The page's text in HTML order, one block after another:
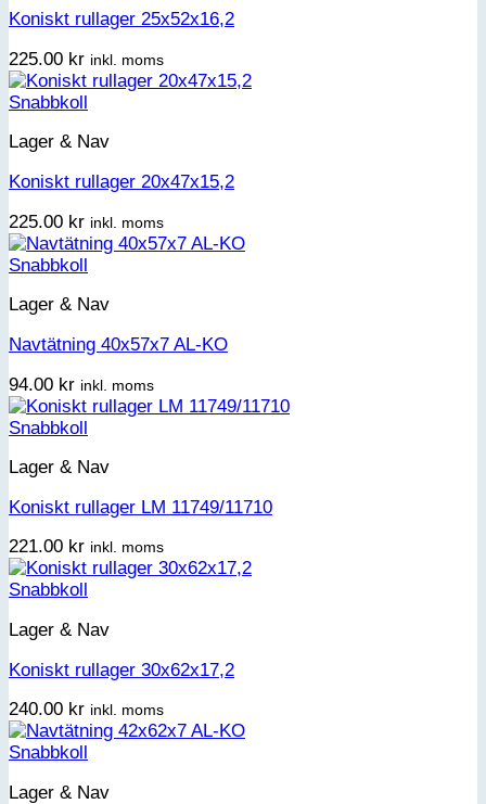
Koniskt rullager 25x52x16,2
225.00 kr inkl. moms
Snabbkoll
Lager & Nav
Koniskt rullager 20x47x15,2
225.00 kr inkl. moms
Snabbkoll
Lager & Nav
Navtätning 40x57x7 AL-KO
94.00 kr inkl. moms
Snabbkoll
Lager & Nav
Koniskt rullager LM 11749/11710
221.00 kr inkl. moms
Snabbkoll
Lager & Nav
Koniskt rullager 30x62x17,2
240.00 kr inkl. moms
Snabbkoll
Lager & Nav